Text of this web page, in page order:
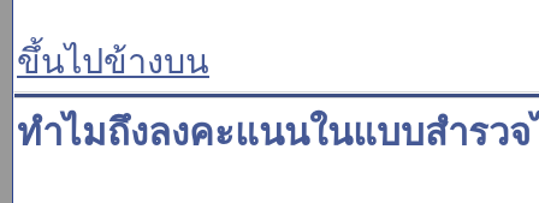
ขึ้นไปข้างบน
ทำไมถึงลงคะแนนในแบบสำรวจ